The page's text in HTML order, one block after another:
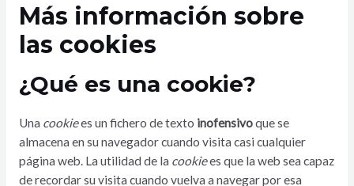
Más información sobre
las cookies
¿Qué es una cookie?
Una cookiees un fichero de texto inofensivoque se
almacena en su navegador cuando visita casi cualquier
página web. La utilidad de la cookiees que la web sea capaz
de recordar su visita cuando vuelva a navegar por esa